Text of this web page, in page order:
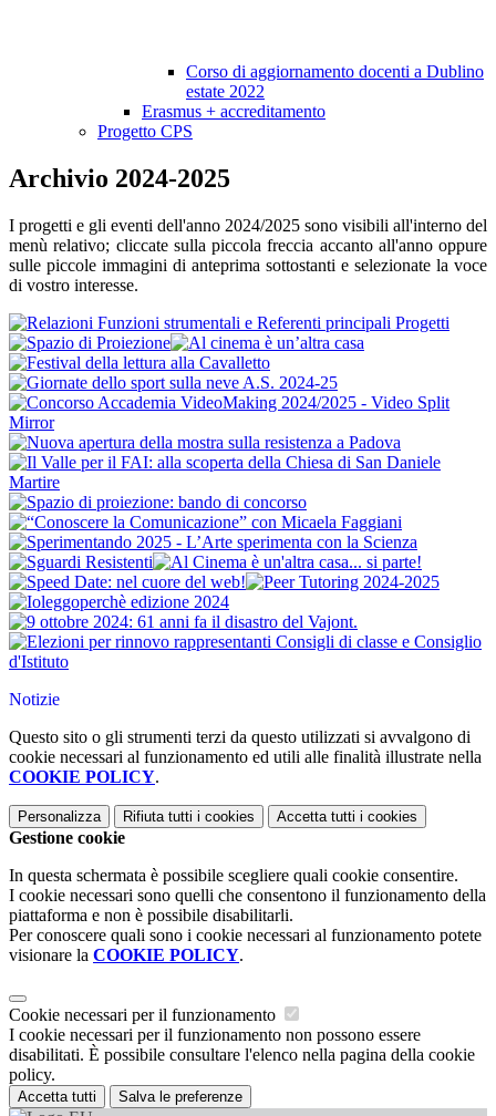
Corso di aggiornamento docenti a Dublino
estate 2022
Erasmus + accreditamento
Progetto CPS
Archivio 2024-2025
I progetti e gli eventi dell'anno 2024/2025 sono visibili all'interno del
menù relativo; cliccate sulla piccola freccia accanto all'anno oppure
sulle piccole immagini di anteprima sottostanti e selezionate la voce
di vostro interesse.
Notizie
Questo sito o gli strumenti terzi da questo utilizzati si avvalgono di
cookie necessari al funzionamento ed utili alle finalità illustrate nella
COOKIE POLICY.
Personalizza Rifiuta tutti i cookies Accetta tutti i cookies
Gestione cookie
In questa schermata è possibile scegliere quali cookie consentire.
I cookie necessari sono quelli che consentono il funzionamento della
piattaforma e non è possibile disabilitarli.
Per conoscere quali sono i cookie necessari al funzionamento potete
visionare la COOKIE POLICY.
Cookie necessari per il funzionamento
I cookie necessari per il funzionamento non possono essere
disabilitati. È possibile consultare l'elenco nella pagina della cookie
policy.
Accetta tutti Salva le preferenze